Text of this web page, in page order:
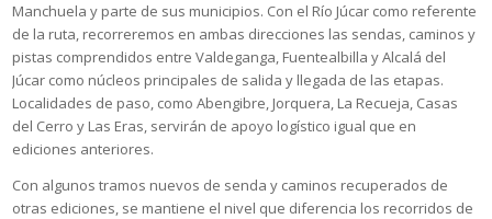
Manchuela y parte de sus municipios. Con el Río Júcar como referente
de la ruta, recorreremos en ambas direcciones las sendas, caminos y
pistas comprendidos entre Valdeganga, Fuentealbilla y Alcalá del
Júcar como núcleos principales de salida y llegada de las etapas.
Localidades de paso, como Abengibre, Jorquera, La Recueja, Casas
del Cerro y Las Eras, servirán de apoyo logístico igual que en
ediciones anteriores.
Con algunos tramos nuevos de senda y caminos recuperados de
otras ediciones, se mantiene el nivel que diferencia los recorridos de